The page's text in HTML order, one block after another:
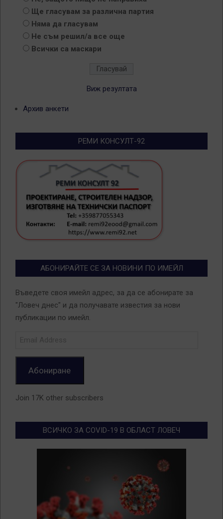
Ще гласувам за различна партия
Няма да гласувам
Не съм решил/а все още
Всички са маскари
Виж резултата
Архив анкети
РЕМИ КОНСУЛТ-92
АБОНИРАЙТЕ СЕ ЗА НОВИНИ ПО ИМЕЙЛ
Въведете своя имейл адрес, за да се абонирате за
"Ловеч днес" и да получавате известия за нови
публикации по имейл.
Абониране
Join 17K other subscribers
ВСИЧКО ЗА COVID-19 В ОБЛАСТ ЛОВЕЧ